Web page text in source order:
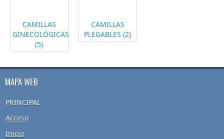
CAMILLAS
GINECOLÓGICAS
(5)
CAMILLAS
PLEGABLES (2)
MAPA WEB
PRINCIPAL
Acceso
Inicio